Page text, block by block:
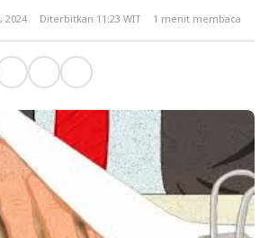
2024 Diterbitkan 11:23 WIT 1 menit membaca